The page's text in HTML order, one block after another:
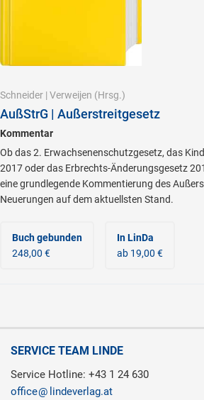
Schneider | Verweijen (Hrsg.)
AußStrG | Außerstreitgesetz
Kommentar
Ob das 2. Erwachsenenschutzgesetz, das
2017 oder das Erbrechts-Änderungsgesetz
eine grundlegende Kommentierung des
Neuerungen auf dem aktuellsten Stand.
Buch gebunden
248,00 €
In LinDa
ab 19,00 €
SERVICE TEAM LINDE
Service Hotline: +43 1 24 630
office
lindeverlag.at